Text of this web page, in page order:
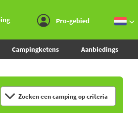
Pro-gebied
Campingketens Aanbiedings
Zoeken een camping op criteria